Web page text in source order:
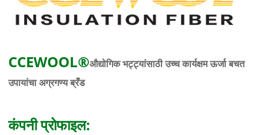
CCEWOOL®औद्योगिक भट्ट्यांसाठी उच्च कार्यक्षम ऊर्जा बचत
उपायांचा अग्रगण्य ब्रँड
कंपनी प्रोफाइल: